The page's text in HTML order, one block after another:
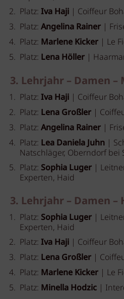
Platz: Iva Haji | Coiffeur
Platz: Angelina Rainer |
Platz: Marlene Kicker | Le
Platz: Lena Höller |
3. Lehrjahr – Damen –
Platz: Iva Haji | Coiffeur
Platz: Lena Großler |
Platz: Angelina Rainer |
Platz: Lea Daniela Juhn |
Natschläger, Oberndorf bei
Platz: Sophia Luger |
Experten, Haid
3. Lehrjahr – Damen
Platz: Sophia Luger |
Experten, Haid
Platz: Iva Haji | Coiffeur
Platz: Lena Großler |
Platz: Marlene Kicker | Le
Platz: Minella Hodzic |